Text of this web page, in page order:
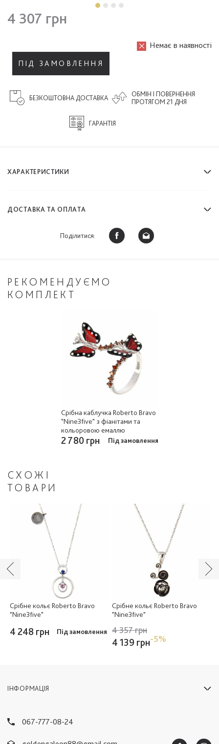
4 307 грн
Немає в наявності
ПІД ЗАМОВЛЕННЯ
ОБМІН І ПОВЕРНЕННЯ
ПРОТЯГОМ 21 ДНЯ
ГАРАНТІЯ
БЕЗКОШТОВНА ДОСТАВКА
ХАРАКТЕРИСТИКИ
ДОСТАВКА ТА ОПЛАТА
Поділитися:
РЕКОМЕНДУЄМО
КОМПЛЕКТ
Срібна каблучка Roberto Bravo
"Nine3five" з фіанітами та
кольоровою емаллю
2 780 грн Під замовлення
СХОЖІ
ТОВАРИ
Срібне кольє Roberto Bravo
"Nine3five"
4 248 грн Під замовлення
Срібне кольє Roberto Bravo
"Nine3five"
4 357 грн
4 139 грн-5%
ІНФОРМАЦІЯ
067-777-08-24